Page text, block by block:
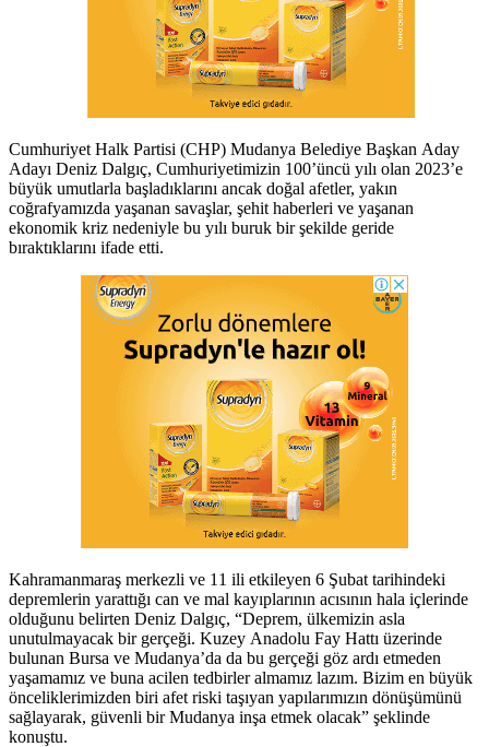
Cumhuriyet Halk Partisi (CHP) Mudanya Belediye Başkan Aday
Adayı Deniz Dalgıç, Cumhuriyetimizin 100’üncü yılı olan 2023’e
büyük umutlarla başladıklarını ancak doğal afetler, yakın
coğrafyamızda yaşanan savaşlar, şehit haberleri ve yaşanan
ekonomik kriz nedeniyle bu yılı buruk bir şekilde geride
bıraktıklarını ifade etti.
Kahramanmaraş merkezli ve 11 ili etkileyen 6 Şubat tarihindeki
depremlerin yarattığı can ve mal kayıplarının acısının hala içlerinde
olduğunu belirten Deniz Dalgıç, “Deprem, ülkemizin asla
unutulmayacak bir gerçeği. Kuzey Anadolu Fay Hattı üzerinde
bulunan Bursa ve Mudanya’da da bu gerçeği göz ardı etmeden
yaşamamız ve buna acilen tedbirler almamız lazım. Bizim en büyük
önceliklerimizden biri afet riski taşıyan yapılarımızın dönüşümünü
sağlayarak, güvenli bir Mudanya inşa etmek olacak” şeklinde
konuştu.